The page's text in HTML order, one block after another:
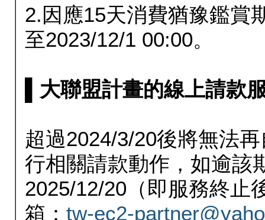
2.因應15天消費猶豫鑑賞
至2023/12/1 00:00。
▌大聯盟計畫的線上請款
超過2024/3/20後將無法
行相關請款動作，如逾該
2025/12/20（即服務終止
箱： tw-ec2-